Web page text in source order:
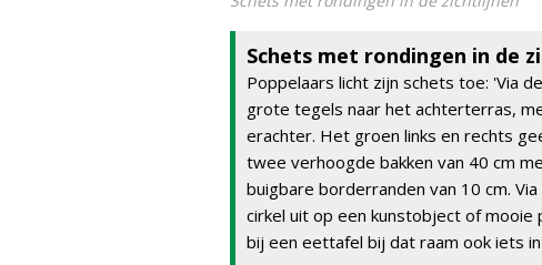
Schets met rondingen in de
Poppelaars licht zijn schets toe: 'Via
grote tegels naar het achterterras,
erachter. Het groen links en rechts
twee verhoogde bakken van 40 cm
buigbare borderranden van 10 cm.
cirkel uit op een kunstobject of mooie
bij een eettafel bij dat raam ook iets